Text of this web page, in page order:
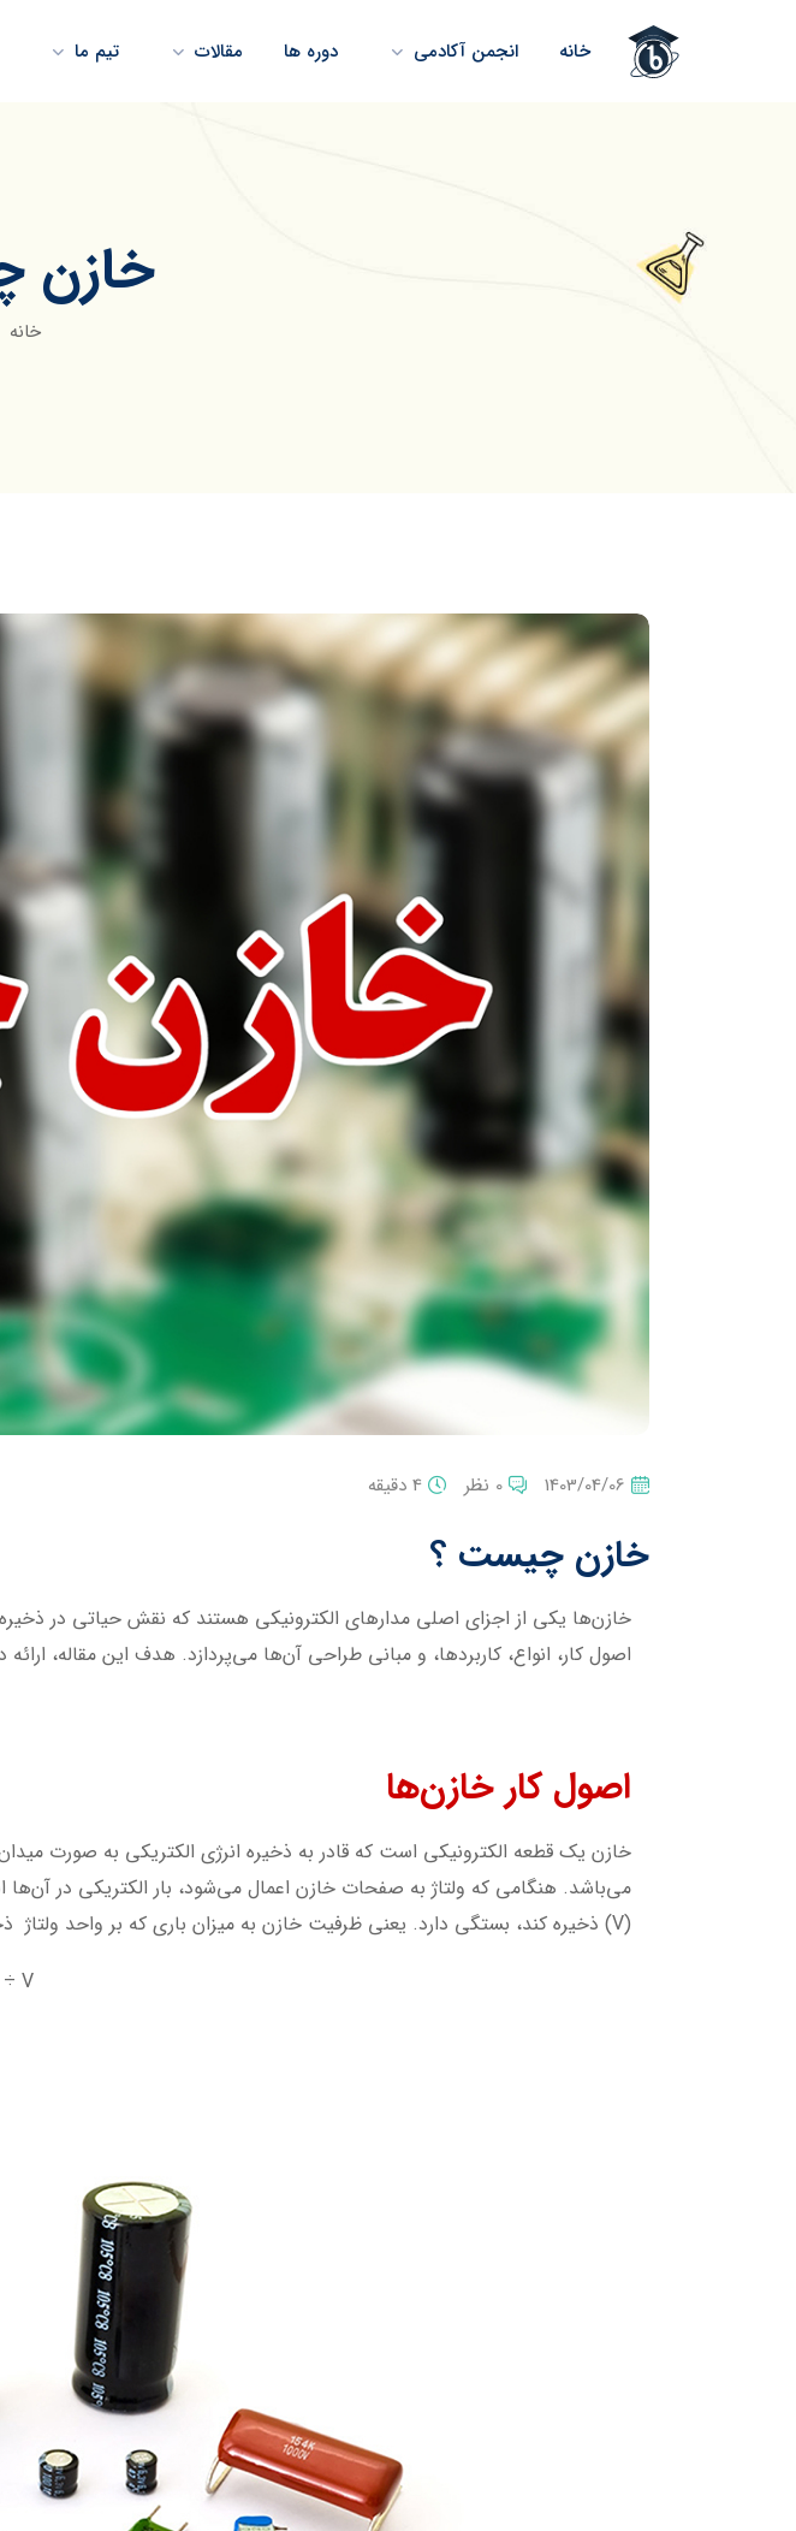
خانه انجمن آکادمی دوره ها مقالات تیم ما
خازن
خانه
1403/04/06 0 نظر 4 دقیقه
خازن چیست ؟
خازن‌ها یکی از اجزای اصلی مدارهای الکترونیکی هستند که نقش حیاتی در ذخیره
اصول کار، انواع، کاربردها، و مبانی طراحی آن‌ها می‌پردازد. هدف این مقاله،
اصول کار خازن‌ها
خازن یک قطعه الکترونیکی است که قادر به ذخیره انرژی الکتریکی به صورت
(V) ذخیره کند، بستگی دارد. یعنی ظرفیت خازن به میزان باری که بر واحد ولتاژ ذخیره میکند قابل اندازه گیری می باشد.
V